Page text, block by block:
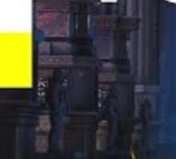
superstar sejati:
barunya.
Transfer of the Year.
Grand Slam keduadi IEM
Strike.